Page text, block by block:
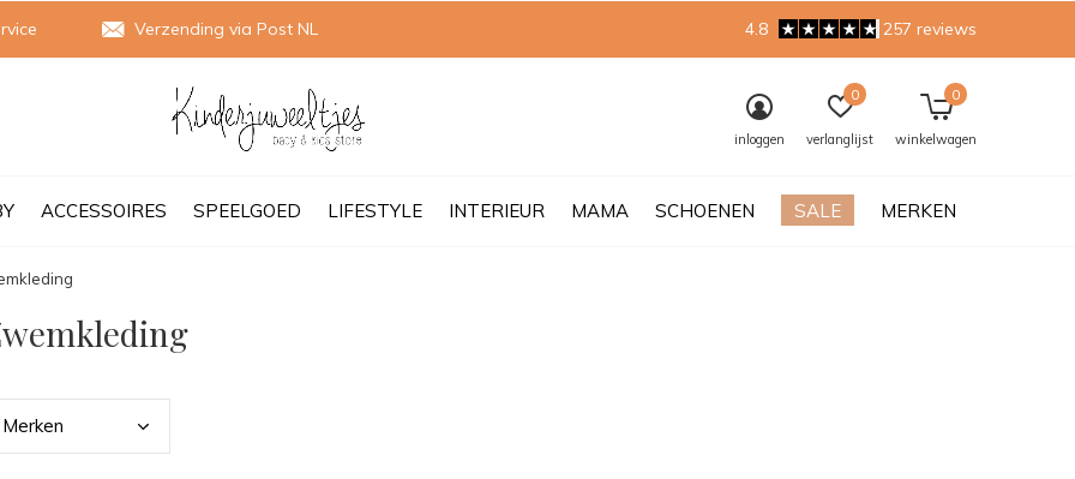
ACCESSOIRES SPEELGOED LIFESTYLE INTERIEUR MAMA SCHOENEN SALE MERKEN
inloggen verlanglijst
0
winkelwagen
0
Verzending via Post NL 4.8 257 reviews
Merken